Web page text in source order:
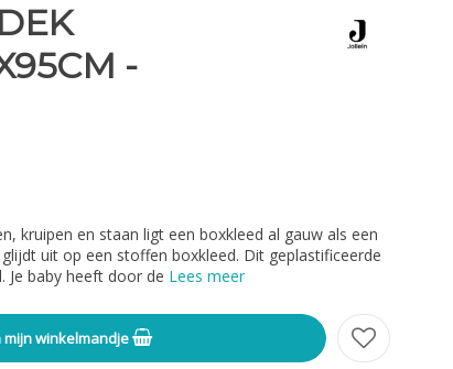
-
kruipen en staan ligt een boxkleed al gauw als een
uit op een stoffen boxkleed. Dit geplastificeerde
Je baby heeft door de Lees meer
mijn winkelmandje